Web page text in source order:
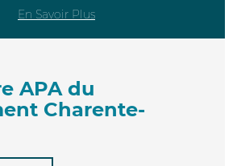
En Savoir Plus
APA du
Charente-